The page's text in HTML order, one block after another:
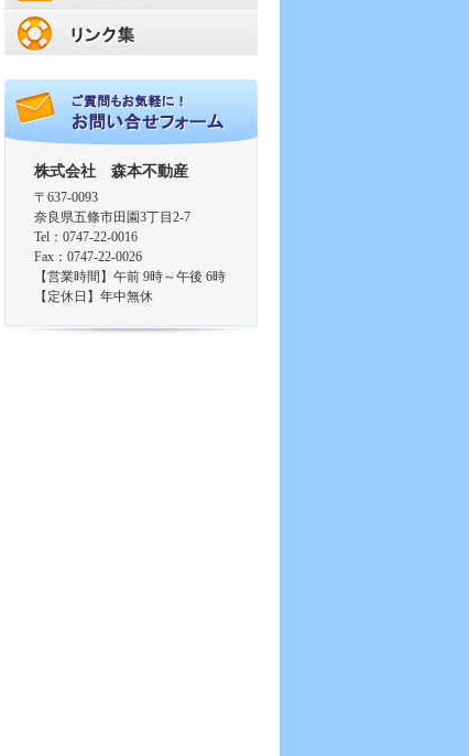
株式会社 森本不動産
〒637-0093
奈良県五條市田園3丁目2-7
Tel：0747-22-0016
Fax：0747-22-0026
【営業時間】午前 9時～午後 6時
【定休日】年中無休